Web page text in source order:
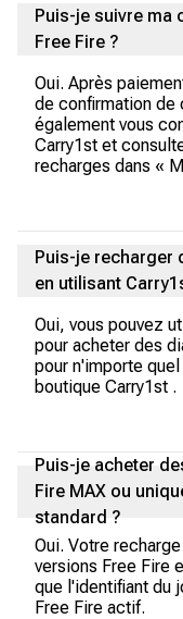
Puis-je suivre ma
Free Fire ?
Oui. Après
de confirmation de
également vous
Carry1st et
recharges dans «
Puis-je recharger
en utilisant
Oui, vous pouvez
pour acheter des
pour n'importe
boutique Carry1st .
Puis-je acheter
Fire MAX ou
standard ?
Oui. Votre
versions Free Fire
que l'identifiant du
Free Fire actif.